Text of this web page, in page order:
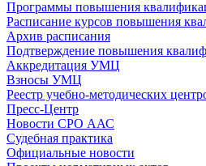
Программы повышения
Расписание курсов повышения
Архив расписания
Подтверждение повышения
Аккредитация УМЦ
Взносы УМЦ
Реестр учебно-методических
Пресс-Центр
Новости СРО ААС
Судебная практика
Официальные новости